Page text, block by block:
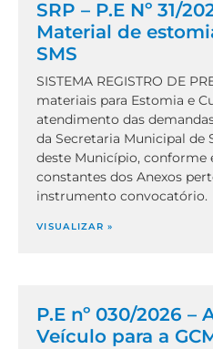
SRP – P.E Nº 31/
Material de
SMS
SISTEMA REGISTRO DE
materiais para Estomia e
atendimento das
da Secretaria Municipal de
deste Município, conforme
constantes dos Anexos
instrumento convocatório.
VISUALIZAR »
P.E nº 030/2026 –
Veículo para a